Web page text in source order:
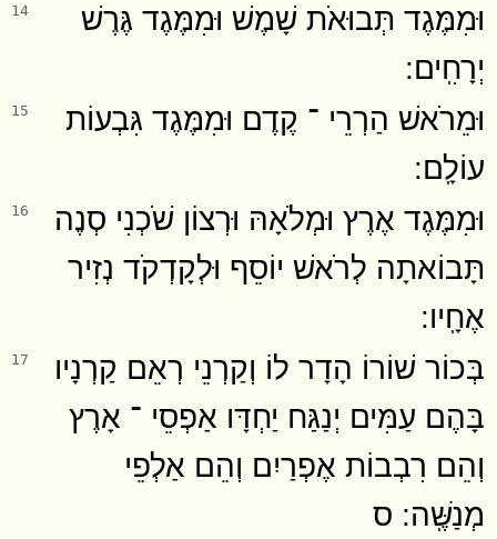
14
וּמִמֶּגֶד תְּבוּאֹת שָׁמֶשׁ וּמִמֶּגֶד גֶּרֶשׁ
יְרָחִֽים ׃
15
וּמֵרֹאשׁ הַרְרֵי ־ קֶדֶם וּמִמֶּגֶד גִּבְעוֹת
עוֹלָֽם ׃
16
וּמִמֶּגֶד אֶרֶץ וּמְלֹאָהּ וּרְצוֹן שֹׁכְנִי סְנֶה
תָּבוֹאתָה לְרֹאשׁ יוֹסֵף וּלְקָדְקֹד נְזִיר
אֶחָֽיו ׃
17
בְּכוֹר שׁוֹרוֹ הָדָר לוֹ וְקַרְנֵי רְאֵם קַרְנָיו
בָּהֶם עַמִּים יְנַגַּח יַחְדָּו אַפְסֵי ־ אָרֶץ
וְהֵם רִבְבוֹת אֶפְרַיִם וְהֵם אַלְפֵי
מְנַשֶּֽׁה ׃ ס